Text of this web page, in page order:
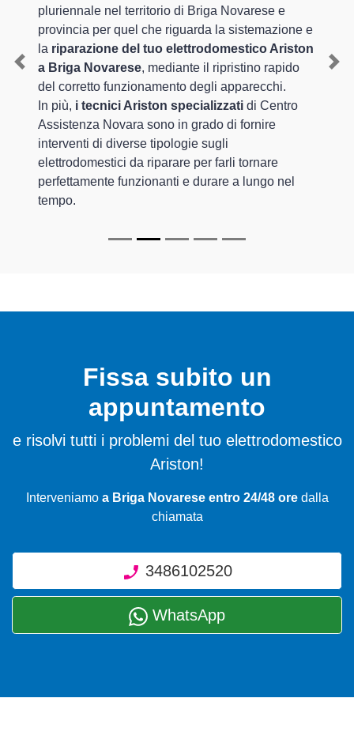
pluriennale nel territorio di Briga Novarese e
provincia per quel che riguarda la sistemazione e
la riparazione del tuo elettrodomestico Ariston
a Briga Novarese, mediante il ripristino rapido
del corretto funzionamento degli apparecchi.
In più, i tecnici Ariston specializzati di Centro
Assistenza Novara sono in grado di fornire
interventi di diverse tipologie sugli
elettrodomestici da riparare per farli tornare
perfettamente funzionanti e durare a lungo nel
tempo.
Previous
Fissa subito un
appuntamento
e risolvi tutti i problemi del tuo elettrodomestico
Ariston!
Interveniamo a Briga Novarese entro 24/48 oredalla
chiamata
3486102520
WhatsApp